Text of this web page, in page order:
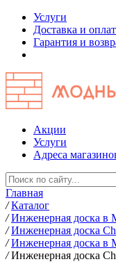
Услуги
Доставка и
Гарантия и
Акции
Услуги
Адреса
Главная
/ Каталог
/ Инженерная доска в
/ Инженерная доска
/ Инженерная доска в
/ Инженерная доска